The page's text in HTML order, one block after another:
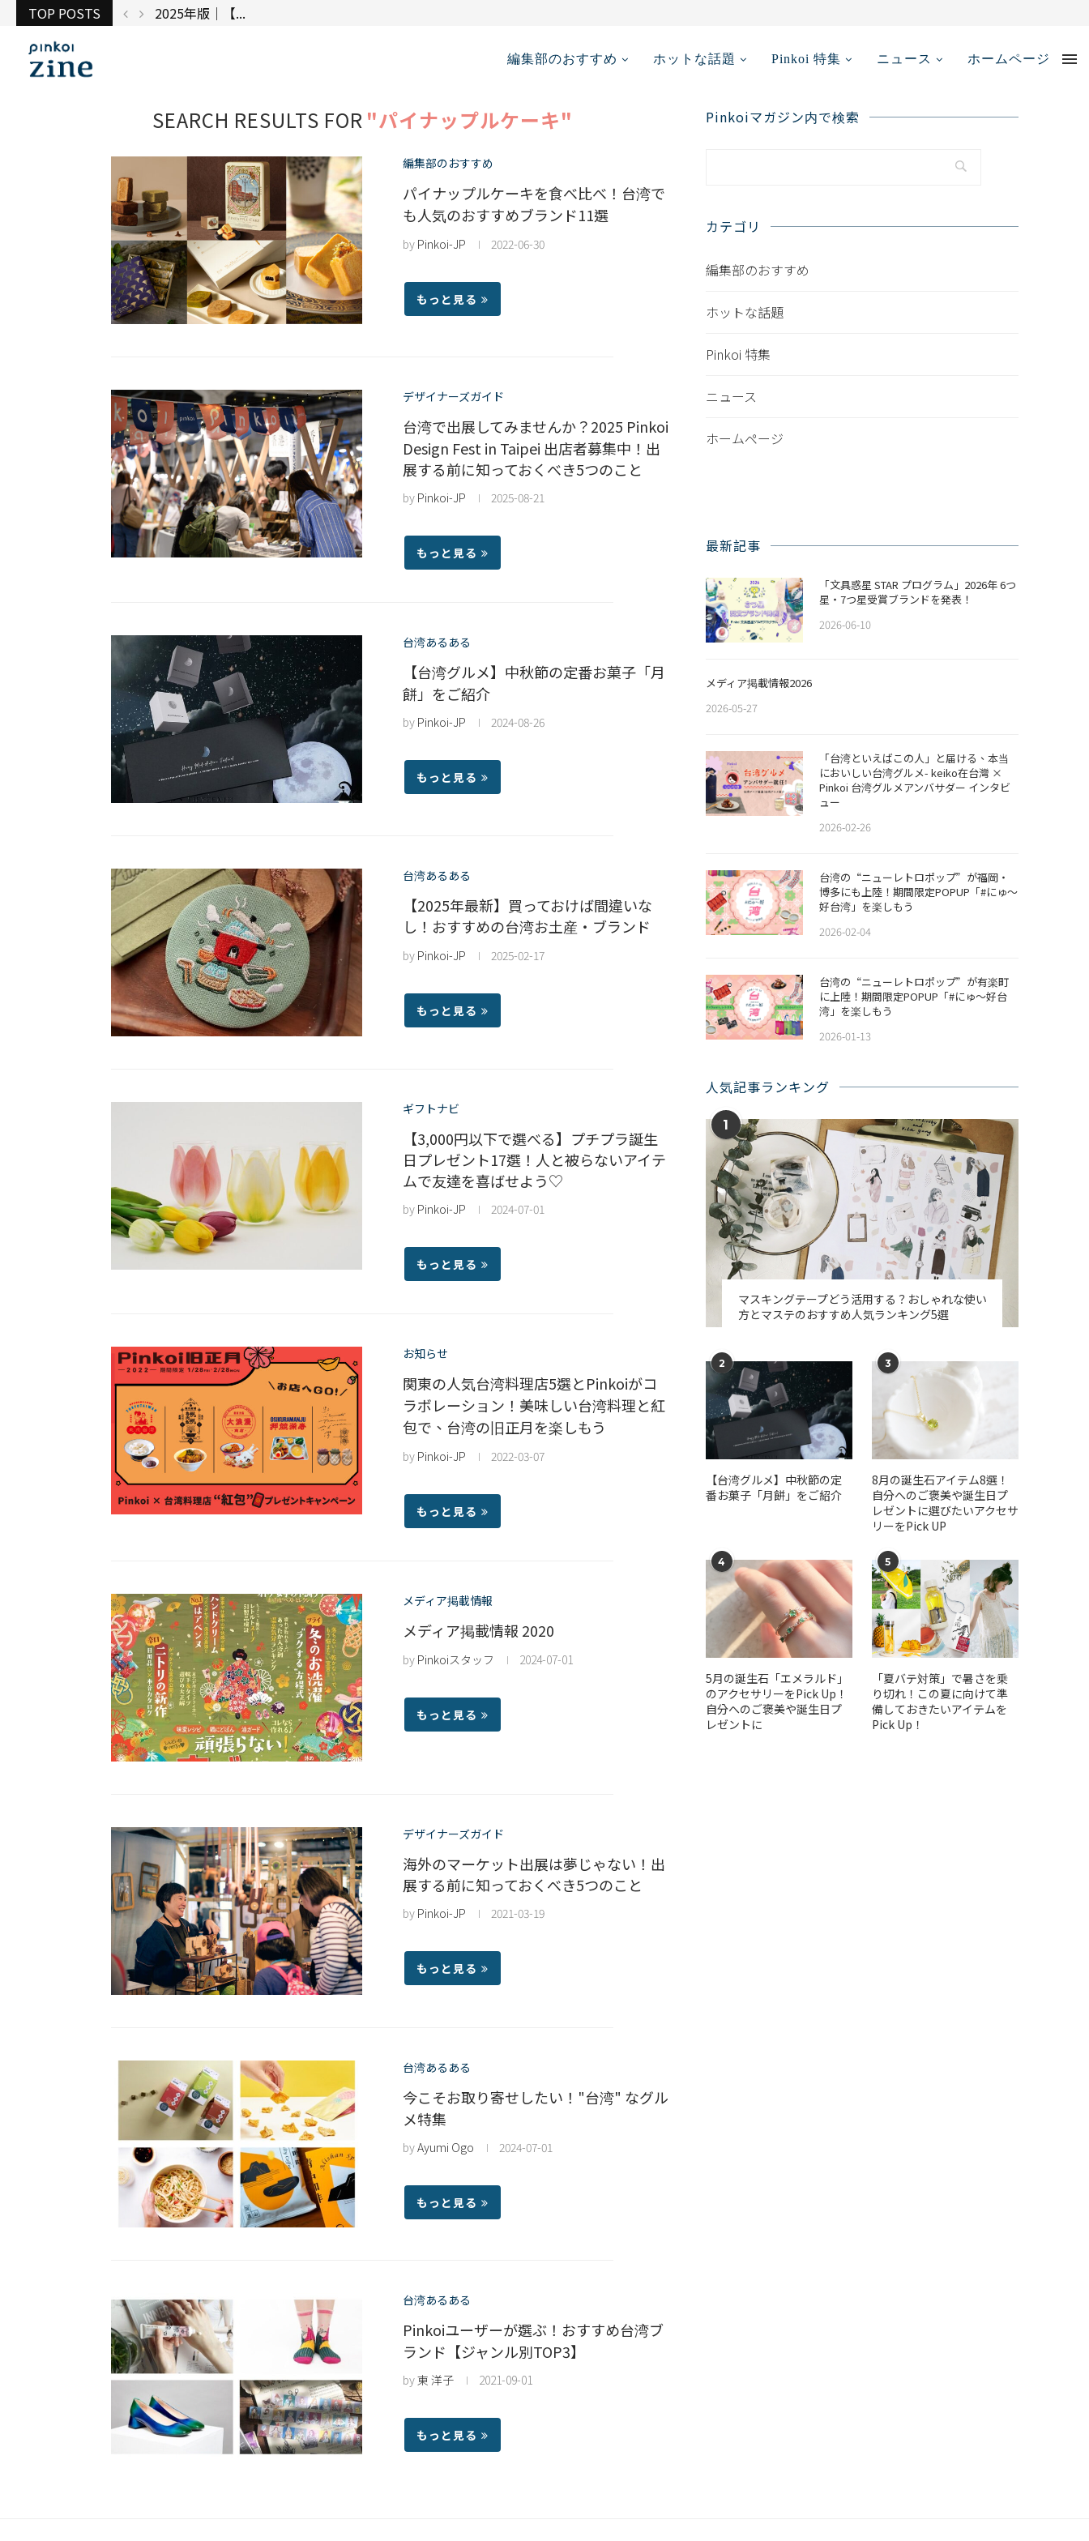
TOP POSTS 台湾で出展してみ...
編集部のおすすめ ホットな話題 Pinkoi 特集 ニュース ホームページ
SEARCH RESULTS FOR "パイナップルケーキ"
編集部のおすすめ
パイナップルケーキを食べ比べ！台湾で
も人気のおすすめブランド11選
by Pinkoi-JP 2022-06-30
もっと見る
デザイナーズガイド
台湾で出展してみませんか？2025 Pinkoi
Design Fest in Taipei 出店者募集中！出
展する前に知っておくべき5つのこと
by Pinkoi-JP 2025-08-21
もっと見る
台湾あるある
【台湾グルメ】中秋節の定番お菓子「月
餅」をご紹介
by Pinkoi-JP 2024-08-26
もっと見る
台湾あるある
【2025年最新】買っておけば間違いな
し！おすすめの台湾お土産・ブランド
by Pinkoi-JP 2025-02-17
もっと見る
ギフトナビ
【3,000円以下で選べる】プチプラ誕生
日プレゼント17選！人と被らないアイテ
ムで友達を喜ばせよう♡
by Pinkoi-JP 2024-07-01
もっと見る
お知らせ
関東の人気台湾料理店5選とPinkoiがコ
ラボレーション！美味しい台湾料理と紅
包で、台湾の旧正月を楽しもう
by Pinkoi-JP 2022-03-07
もっと見る
メディア掲載情報
メディア掲載情報 2020
by Pinkoiスタッフ 2024-07-01
もっと見る
デザイナーズガイド
海外のマーケット出展は夢じゃない！出
展する前に知っておくべき5つのこと
by Pinkoi-JP 2021-03-19
もっと見る
台湾あるある
今こそお取り寄せしたい！"台湾" なグル
メ特集
byAyumi Ogo 2024-07-01
もっと見る
台湾あるある
Pinkoiユーザーが選ぶ！おすすめ台湾ブ
ランド【ジャンル別TOP3】
by東 洋子 2021-09-01
もっと見る
Pinkoiマガジン内で検索
カテゴリ
編集部のおすすめ
ホットな話題
Pinkoi 特集
ニュース
ホームページ
最新記事
「文具惑星 STAR プログラム」2026年 6つ
星・7つ星受賞ブランドを発表！
2026-06-10
メディア掲載情報2026
2026-05-27
「台湾といえばこの人」と届ける、本当
においしい台湾グルメ- keiko在台灣 ×
Pinkoi 台湾グルメアンバサダー インタビ
ュー
2026-02-26
​​台湾の“ニューレトロポップ”が福岡・
博多にも上陸！期間限定POPUP「#にゅ〜
好台湾」を楽しもう
2026-02-04
台湾の“ニューレトロポップ”が有楽町
に上陸！期間限定POPUP「#にゅ〜好台
湾」を楽しもう
2026-01-13
人気記事ランキング
1
マスキングテープどう活用する？おしゃれな使い
方とマステのおすすめ人気ランキング5選
2
【台湾グルメ】中秋節の定
番お菓子「月餅」をご紹介
3
​​8月の誕生石アイテム8選！
自分へのご褒美や誕生日プ
レゼントに選びたいアクセサ
リーをPick UP
4
5月の誕生石「エメラルド」
のアクセサリーをPick Up！
自分へのご褒美や誕生日プ
レゼントに
5
「夏バテ対策」で暑さを乗
り切れ！この夏に向けて準
備しておきたいアイテムを
Pick Up！